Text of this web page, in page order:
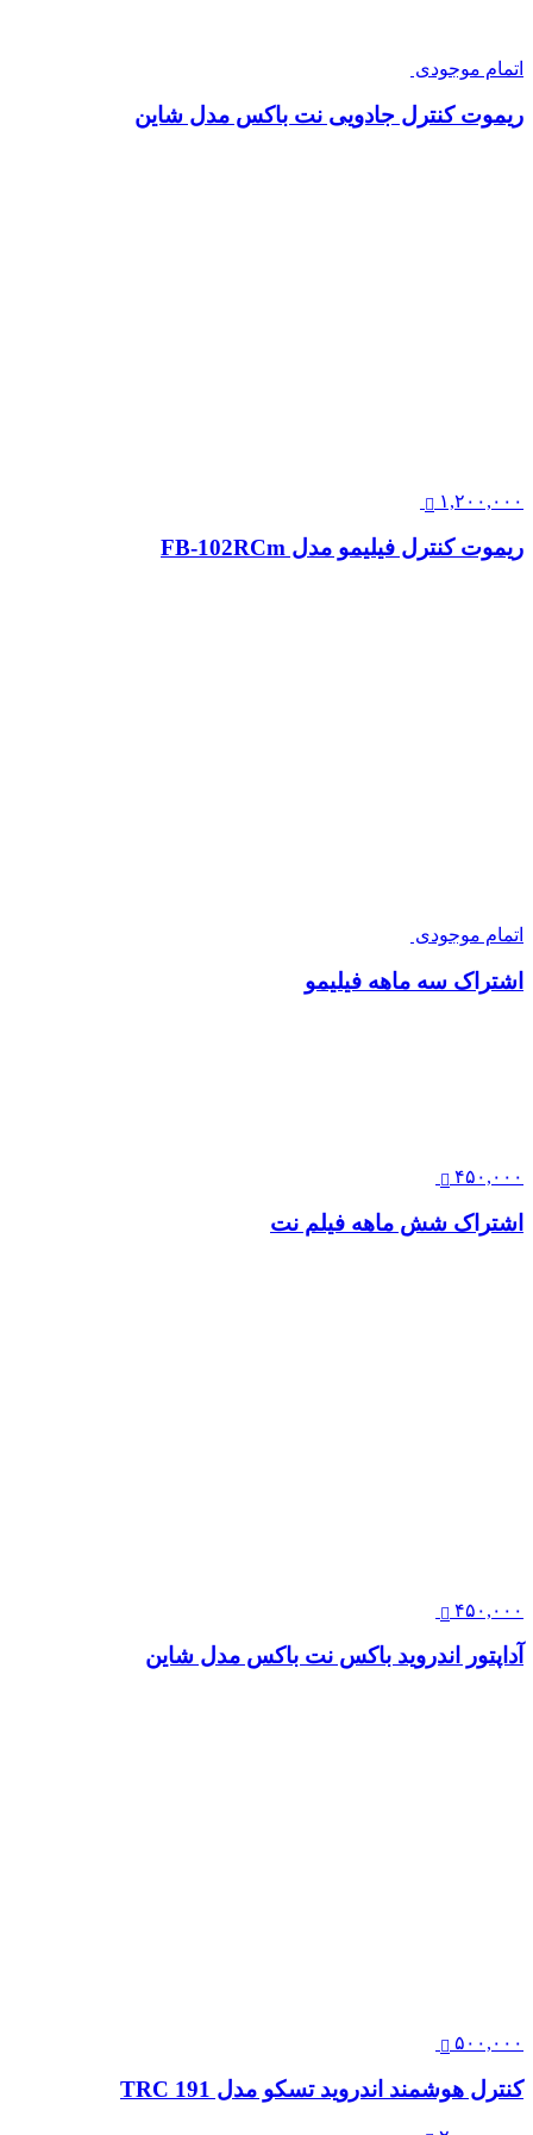
اتمام موجودی
ریموت کنترل جادویی نت باکس مدل شاین
۱,۲۰۰,۰۰۰
ریموت کنترل فیلیمو مدل FB-102RCm
اتمام موجودی
اشتراک سه ماهه فیلیمو
۴۵۰,۰۰۰
اشتراک شش ماهه فیلم نت
۴۵۰,۰۰۰
آداپتور اندروید باکس نت باکس مدل شاین
۵۰۰,۰۰۰
کنترل هوشمند اندروید تسکو مدل TRC 191